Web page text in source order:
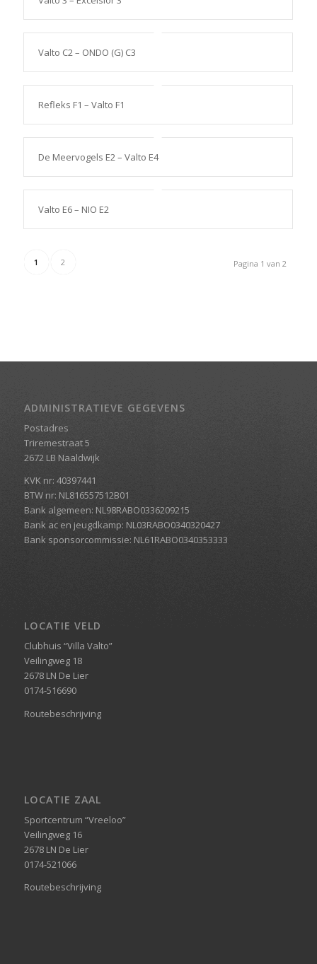
Valto C2 – ONDO (G) C3
Refleks F1 – Valto F1
De Meervogels E2 – Valto E4
Valto E6 – NIO E2
Pagina 1 van 2
1 2
ADMINISTRATIEVE GEGEVENS
Postadres
Triremestraat 5
2672 LB Naaldwijk
KVK nr: 40397441
BTW nr: NL816557512B01
Bank algemeen: NL98RABO0336209215
Bank ac en jeugdkamp: NL03RABO0340320427
Bank sponsorcommissie: NL61RABO0340353333
LOCATIE VELD
Clubhuis “Villa Valto”
Veilingweg 18
2678 LN De Lier
0174-516690
Routebeschrijving
LOCATIE ZAAL
Sportcentrum “Vreeloo”
Veilingweg 16
2678 LN De Lier
0174-521066
Routebeschrijving